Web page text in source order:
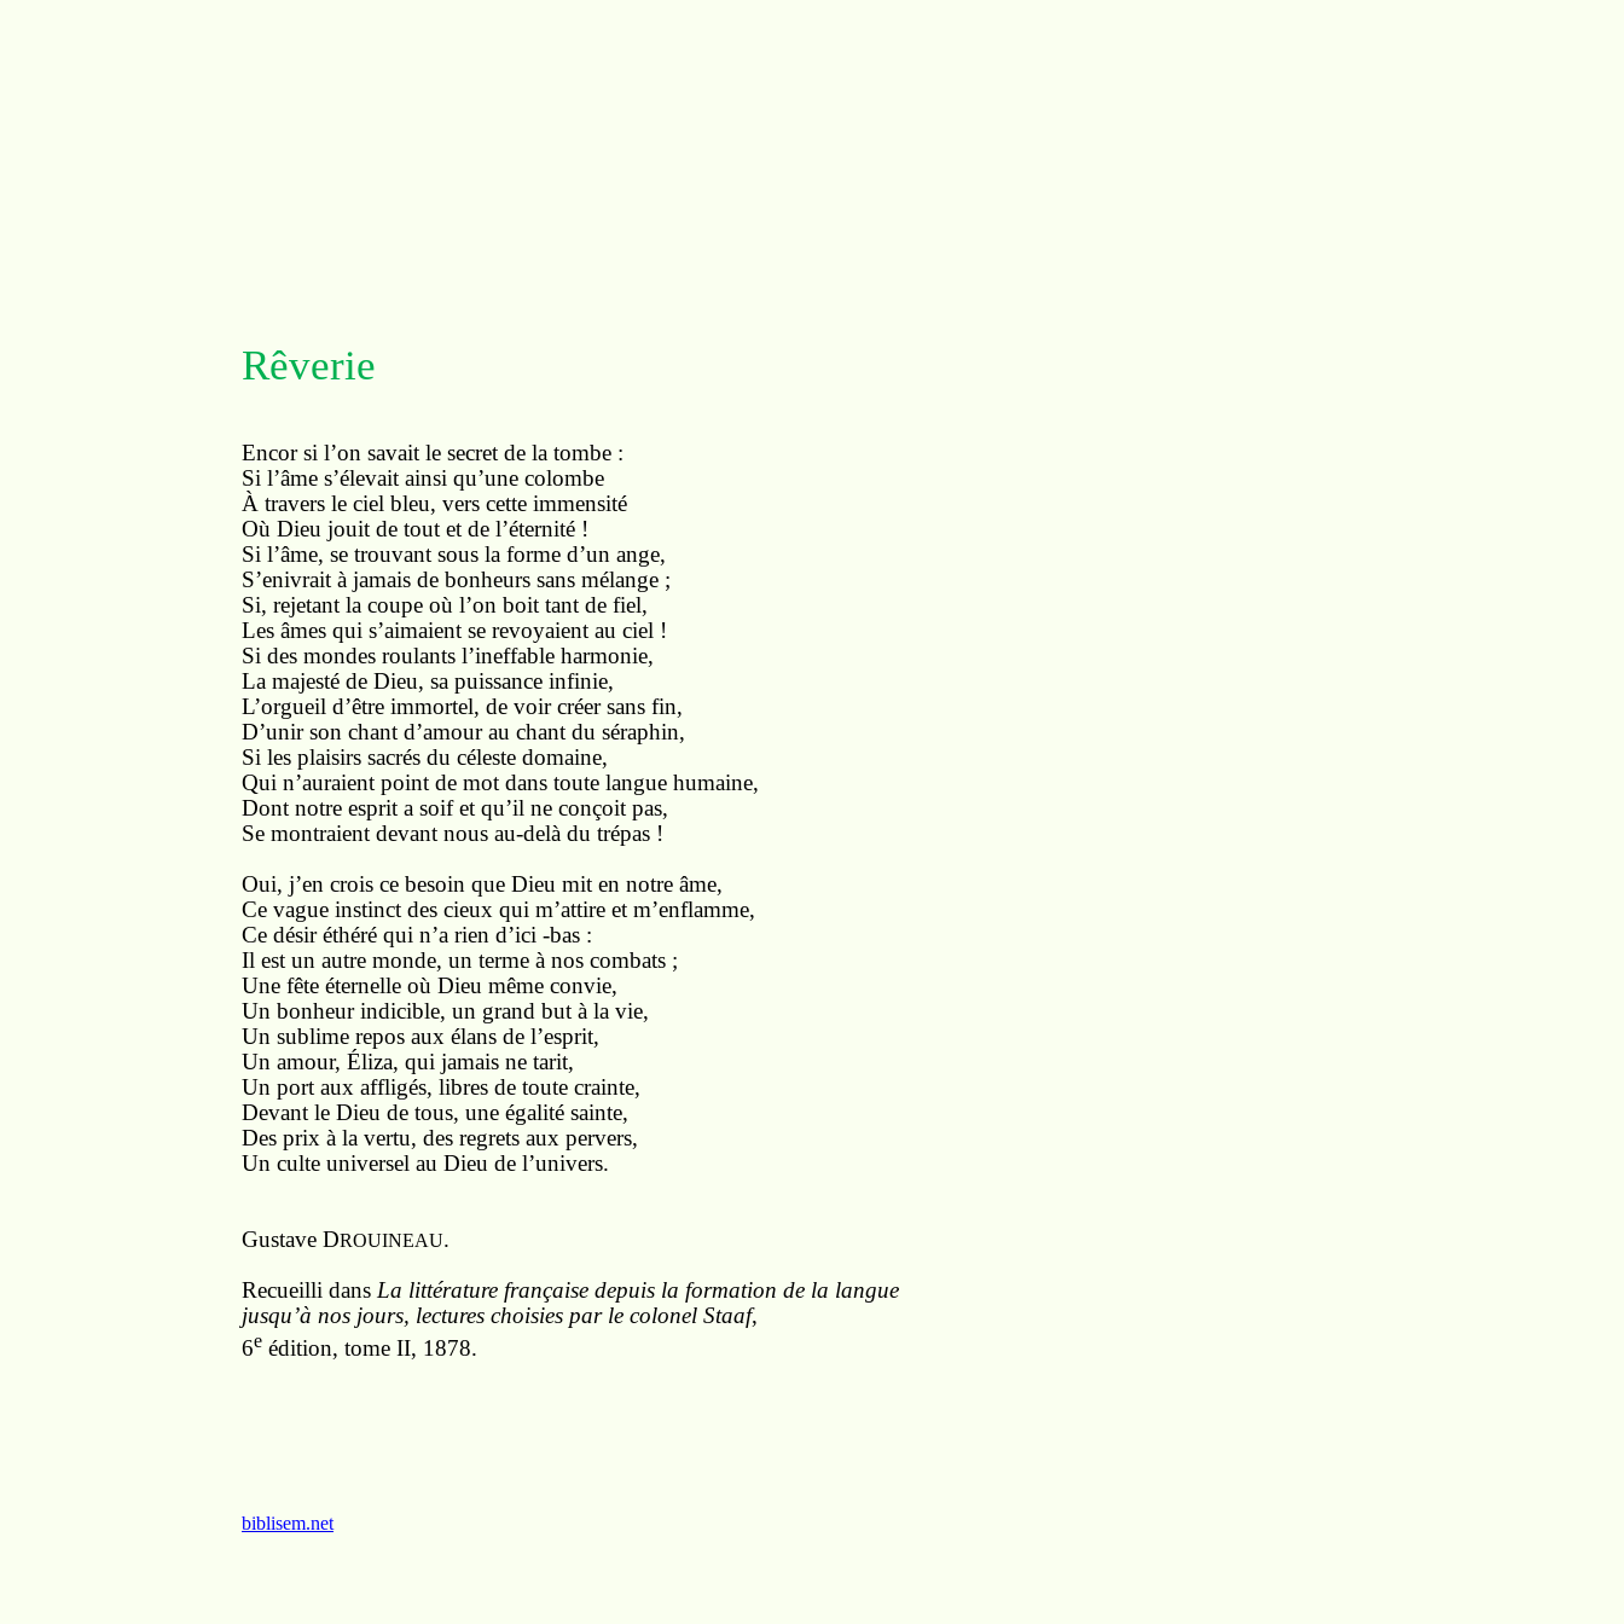
Rêverie
Encor si l’on savait le secret de la tombe :
Si l’âme s’élevait ainsi qu’une colombe
À travers le ciel bleu, vers cette immensité
Où Dieu jouit de tout et de l’éternité !
Si l’âme, se trouvant sous la forme d’un ange,
S’enivrait à jamais de bonheurs sans mélange ;
Si, rejetant la coupe où l’on boit tant de fiel,
Les âmes qui s’aimaient se revoyaient au ciel !
Si des mondes roulants l’ineffable harmonie,
La majesté de Dieu, sa puissance infinie,
L’orgueil d’être immortel, de voir créer sans fin,
D’unir son chant d’amour au chant du séraphin,
Si les plaisirs sacrés du céleste domaine,
Qui n’auraient point de mot dans toute langue humaine,
Dont notre esprit a soif et qu’il ne conçoit pas,
Se montraient devant nous au-delà du trépas !
Oui, j’en crois ce besoin que Dieu mit en notre âme,
Ce vague instinct des cieux qui m’attire et m’enflamme,
Ce désir éthéré qui n’a rien d’ici -bas :
Il est un autre monde, un terme à nos combats ;
Une fête éternelle où Dieu même convie,
Un bonheur indicible, un grand but à la vie,
Un sublime repos aux élans de l’esprit,
Un amour, Éliza, qui jamais ne tarit,
Un port aux affligés, libres de toute crainte,
Devant le Dieu de tous, une égalité sainte,
Des prix à la vertu, des regrets aux pervers,
Un culte universel au Dieu de l’univers.
Gustave DROUINEAU.
Recueilli dans La littérature française depuis la formation de la langue
jusqu’à nos jours, lectures choisies par le colonel Staaf,
6e édition, tome II, 1878.
biblisem.net